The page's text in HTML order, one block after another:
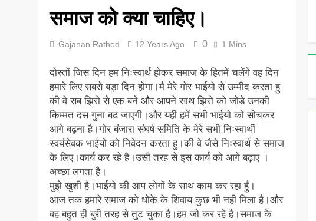
समाज को क्या चाहिए।
Gajanan Rathod 12 Years Ago 0 1 Mins
दोस्तों जिस दिन हम निःस्वार्थ होकर समाज के हितमें चलेंगे वह दिन
हमारे लिए सबसे बड़ा दिन होगा।मै मेरे गोर भाईयो से उम्मीद करता हु
की वे सब झिरो से एक बने और आपने साथ झिरो को जोडे उनकी
किम्मत दस गुना बढ जाएगी।और यही हमें सभी भाईयो को सोचकर
आगे बढ़ना है।गोर बंजारा संघर्ष समिति के मेरे सभी निःस्वार्थी
स्वयंसेवक भाईयो को निवेदन करता हु।की वे जैसे निःस्वार्थ से समाज
के लिए।कार्य कर रहे है।उसी तरह से इस कार्य को आगे बढ़ाए ।
अच्छा लगता है।
मुझे खुशी है।भाईयो की आप लोगों के साथ काम कर रहा हुँ।
आज तक हमारे समाज को धोके के शिवाय कुछ भी नही मिला है।और
वह बहुत ही बुरी तरह से तुट चुका है।हम जो कर रहे है।समाज के